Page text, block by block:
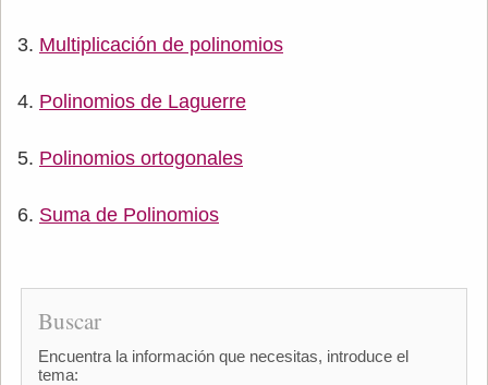
Multiplicación de polinomios
Polinomios de Laguerre
Polinomios ortogonales
Suma de Polinomios
Buscar
Encuentra la información que necesitas, introduce el
tema: